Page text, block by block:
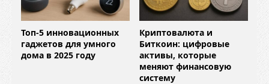
Топ-5 инновационных
гаджетов для умного
дома в 2025 году
Криптовалюта и
Биткоин: цифровые
активы, которые
меняют финансовую
систему